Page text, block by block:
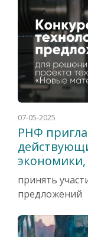
07-05-2025
РНФ
экономики,
принять
предложений